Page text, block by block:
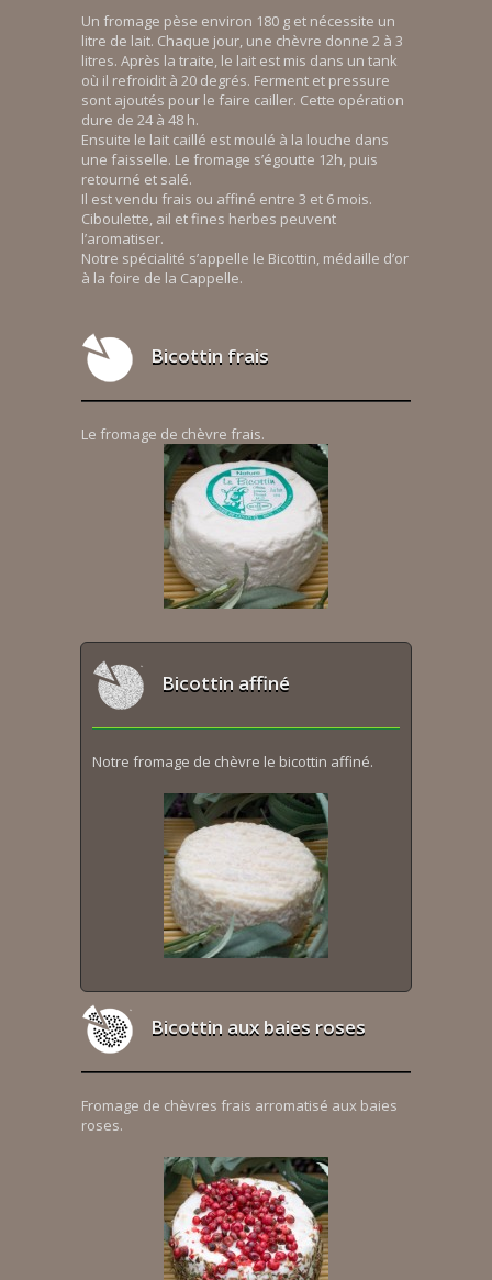
Un fromage pèse environ 180 g et nécessite un
litre de lait. Chaque jour, une chèvre donne 2 à 3
litres. Après la traite, le lait est mis dans un tank
où il refroidit à 20 degrés. Ferment et pressure
sont ajoutés pour le faire cailler. Cette opération
dure de 24 à 48 h.
Ensuite le lait caillé est moulé à la louche dans
une faisselle. Le fromage s’égoutte 12h, puis
retourné et salé.
Il est vendu frais ou affiné entre 3 et 6 mois.
Ciboulette, ail et fines herbes peuvent
l’aromatiser.
Notre spécialité s’appelle le Bicottin, médaille d’or
à la foire de la Cappelle.
Bicottin frais
Le fromage de chèvre frais.
Bicottin affiné
Notre fromage de chèvre le bicottin affiné.
Bicottin aux baies roses
Fromage de chèvres frais arromatisé aux baies
roses.